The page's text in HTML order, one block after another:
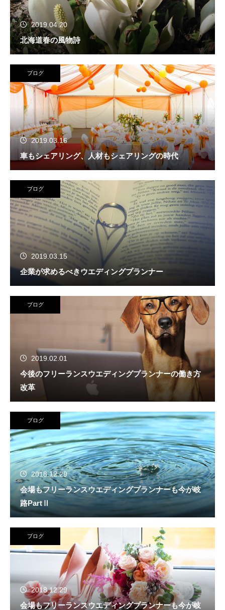
2019.04.20
北海道春の風物詩
ブログ
2019.03.16
車もシェアリング、人材もシェアリングの時代
ブログ
2019.03.15
企業が求めるべきウエディングプランナー
ブログ
2019.02.01
今後のフリーランスウエディングプランナーの働き方
改革
ブログ
2018.12.29
会場もフリーランスウエディングプランナーも今が岐
路PartⅡ
ブログ
2018.12.29
会場もフリーランスウエディングプランナーも今が岐